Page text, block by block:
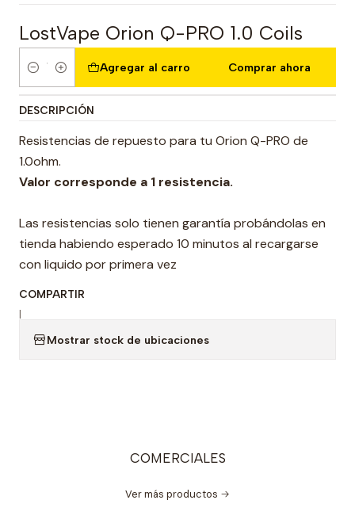
LostVape Orion Q-PRO 1.0 Coils
Cantidad
Agregar al carro Comprar ahora
DESCRIPCIÓN
Resistencias de repuesto para tu Orion Q-PRO de
1.0ohm.
Valor corresponde a 1 resistencia.
Las resistencias solo tienen garantía probándolas en
tienda habiendo esperado 10 minutos al recargarse
con liquido por primera vez
COMPARTIR
|
Mostrar stock de ubicaciones
COMERCIALES
Ver más productos